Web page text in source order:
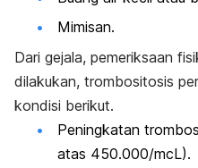
Mimisan.
Dari gejala, pemeriksaan
dilakukan, trombositosis
kondisi berikut.
Peningkatan
atas 450.000/mcL).